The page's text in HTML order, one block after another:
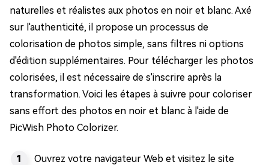
naturelles et réalistes aux photos en noir et blanc. Axé
sur l'authenticité, il propose un processus de
colorisation de photos simple, sans filtres ni options
d'édition supplémentaires. Pour télécharger les photos
colorisées, il est nécessaire de s'inscrire après la
transformation. Voici les étapes à suivre pour coloriser
sans effort des photos en noir et blanc à l'aide de
PicWish Photo Colorizer.
Ouvrez votre navigateur Web et visitez le site